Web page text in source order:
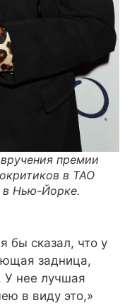
премии
в TAO
в Нью-Йорке.
бы сказал, что у
задница,
У нее лучшая
в виду это,»